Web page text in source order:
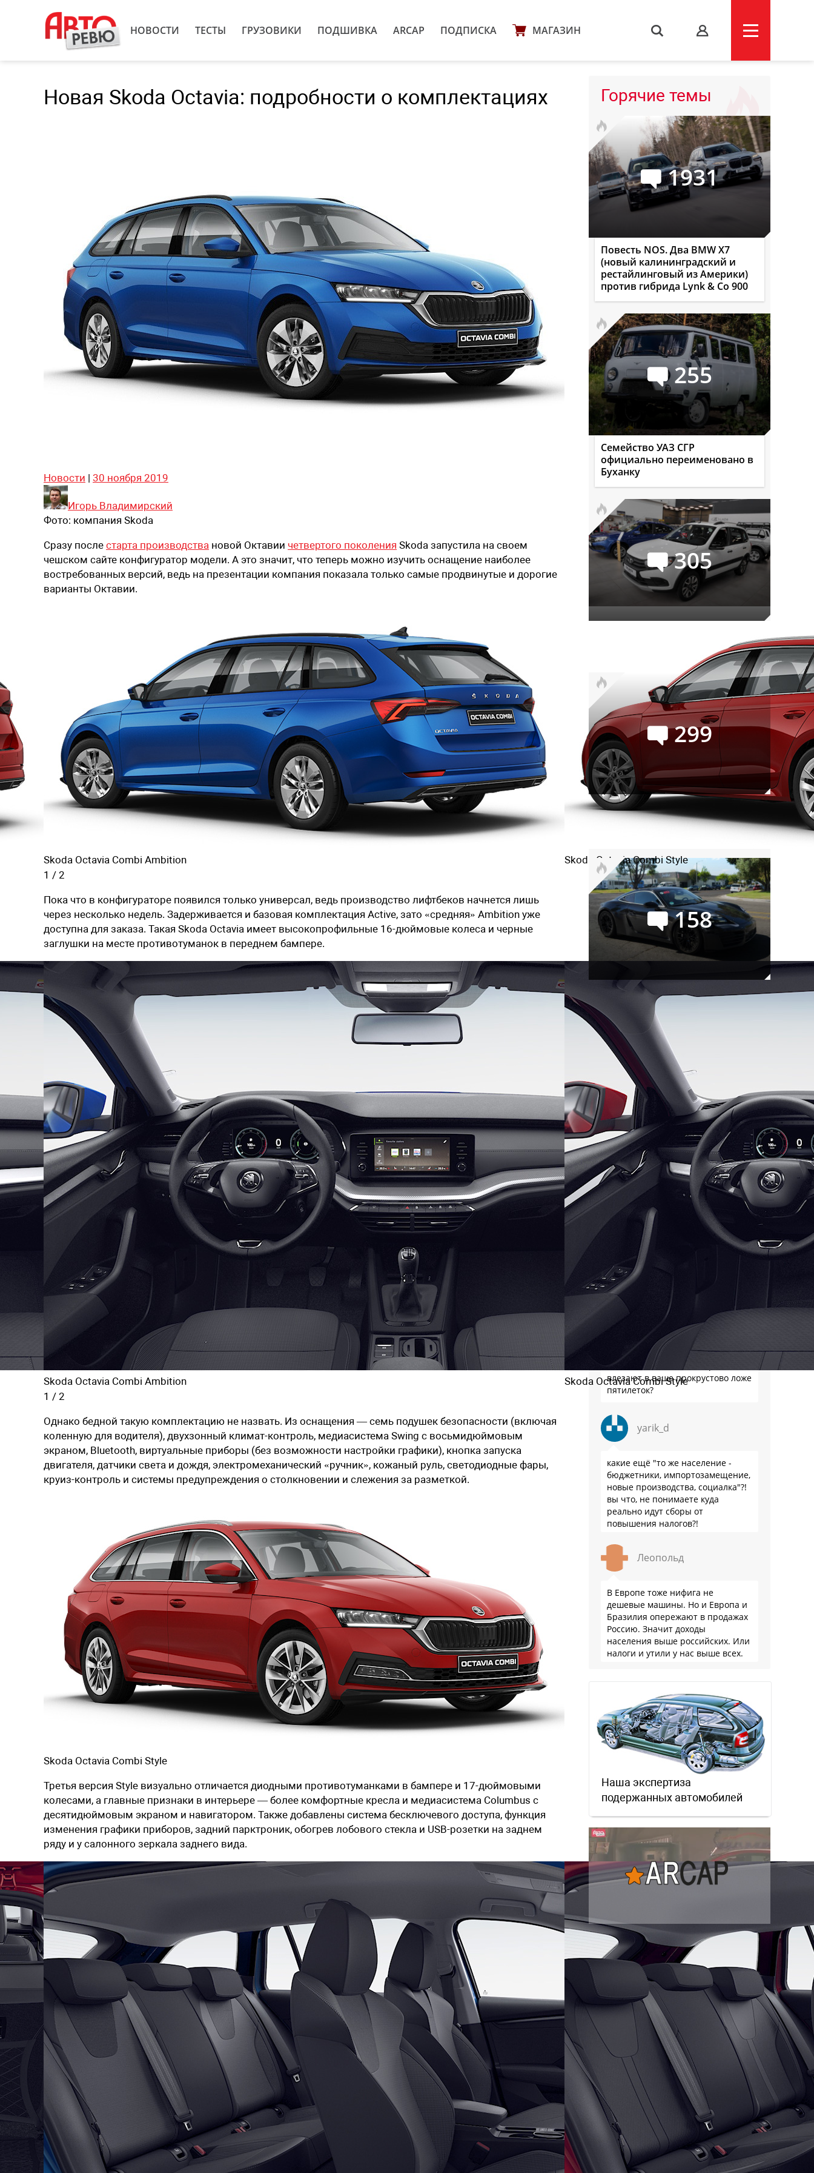
НОВОСТИ ТЕСТЫ ГРУЗОВИКИ ПОДШИВКА ARCAP ПОДПИСКА МАГАЗИН s
Новая Skoda Octavia: подробности о комплектациях
Новости | 30 ноября 2019
Игорь Владимирский
Фото: компания Skoda
Сразу после старта производства новой Октавии четвертого поколения Skoda запустила на своем
чешском сайте конфигуратор модели. А это значит, что теперь можно изучить оснащение наиболее
востребованных версий, ведь на презентации компания показала только самые продвинутые и дорогие
варианты Октавии.
Skoda Octavia Combi Ambition
Skoda Octavia Combi Style
1 / 2
Пока что в конфигураторе появился только универсал, ведь производство лифтбеков начнется лишь
через несколько недель. Задерживается и базовая комплектация Active, зато «средняя» Ambition уже
доступна для заказа. Такая Skoda Octavia имеет высокопрофильные 16-дюймовые колеса и черные
заглушки на месте противотуманок в переднем бампере.
Skoda Octavia Combi Ambition
Skoda Octavia Combi Style
1 / 2
Однако бедной такую комплектацию не назвать. Из оснащения — семь подушек безопасности (включая
коленную для водителя), двухзонный климат-контроль, медиасистема Swing с восьмидюймовым
экраном, Bluetooth, виртуальные приборы (без возможности настройки графики), кнопка запуска
двигателя, датчики света и дождя, электромеханический «ручник», кожаный руль, светодиодные фары,
круиз-контроль и системы предупреждения о столкновении и слежения за разметкой.
Skoda Octavia Combi Style
Третья версия Style визуально отличается диодными противотуманками в бампере и 17-дюймовыми
колесами, а главные признаки в интерьере — более комфортные кресла и медиасистема Columbus с
десятидюймовым экраном и навигатором. Также добавлены система бесключевого доступа, функция
изменения графики приборов, задний парктроник, обогрев лобового стекла и USB-розетки на заднем
ряду и у салонного зеркала заднего вида.
Горячие темы
1931
Повесть NOS. Два BMW X7
(новый калининградский и
рестайлинговый из Америки)
против гибрида Lynk & Co 900
255
Семейство УАЗ СГР
официально переименовано в
Буханку
305
лучший месяц текущего года
299
Официальный GAC S7:
покупать или нет? Семь
мнений и замеры на полигоне
158
Новые Porsche 718 (Boxster и
Cayman): наперекор судьбе
Сейчас обсуждают
Proximus
Только Вы забываете одну
маленькую деталь под названием
приватизация. Так что такой
процент владения собственным
жильем таки не заслуга наших
граждан.
Proximus
Для врунов, в Испании порядка
73.3%, в России около 87%.
Сергей Аронов
Прям ПРИХОДИТСЯ? Вынуждают?
Откуда тогда там на дорогах такое
количество машин, которые не
влезают в ваше прокрустово ложе
пятилеток?
yarik_d
какие ещё "то же население -
бюджетники, импортозамещение,
новые производства, социалка"?!
вы что, не понимаете куда
реально идут сборы от
повышения налогов?!
не те...
Леопольд
В Европе тоже нифига не
дешевые машины. Но и Европа и
Бразилия опережают в продажах
Россию. Значит доходы
населения выше российских. Или
налоги и утили у нас выше всех.
Наша экспертиза
подержанных автомобилей
Рассылка
Лучшие материалы Авторевю — в
вашем почтовом ящике
Предоставляя e-mail, вы подтверждаете
свое согласие с условиями
политики